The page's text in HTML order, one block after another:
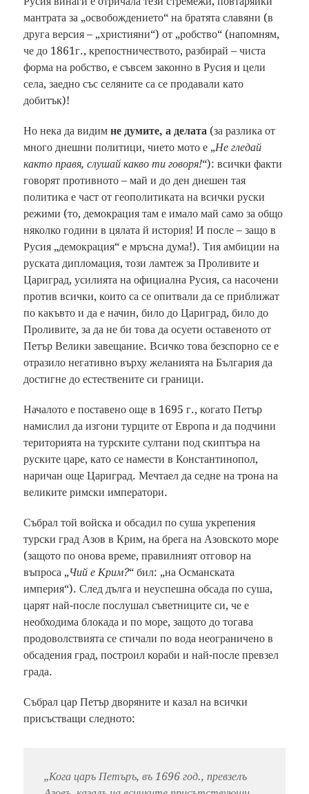
мантрата за „освобождението“ на братята славяни (в
друга версия – „християни“) от „робство“ (напомням,
че до 1861г., крепостничеството, разбирай – чиста
форма на робство, е съвсем законно в Русия и цели
села, заедно със селяните са се продавали като
добитък)!
Но нека да видим не думите, а делата(за разлика от
много днешни политици, чието мото е „Не гледай
както правя, слушай какво ти говоря!“): всички факти
говорят противното – май и до ден днешен тая
политика е част от геополитиката на всички руски
режими (то, демокрация там е имало май само за общо
няколко години в цялата й история! И после – защо в
Русия „демокрация“ е мръсна дума!). Тия амбиции на
руската дипломация, този ламтеж за Проливите и
Цариград, усилията на официална Русия, са насочени
против всички, които са се опитвали да се приближат
по какъвто и да е начин, било до Цариград, било до
Проливите, за да не би това да осуети оставеното от
Петър Велики завещание. Всичко това безспорно се е
отразило негативно върху желанията на България да
достигне до естествените си граници.
Началото е поставено още в 1695 г., когато Петър
намислил да изгони турците от Европа и да подчини
територията на турските султани под скиптъра на
руските царе, като се намести в Константинопол,
наричан още Цариград. Мечтаел да седне на трона на
великите римски императори.
Събрал той войска и обсадил по суша укрепения
турски град Азов в Крим, на брега на Азовското море
(защото по онова време, правилният отговор на
въпроса „Чий е Крим?“ бил: „на Османската
империя“). След дълга и неуспешна обсада по суша,
царят най-после послушал съветниците си, че е
необходима блокада и по море, защото до тогава
продоволствията се стичали по вода неограничено в
обсадения град, построил кораби и най-после превзел
града.
Събрал цар Петър дворяните и казал на всички
присъстващи следното:
„Кога царъ Петъръ, въ 1696 год., превзелъ